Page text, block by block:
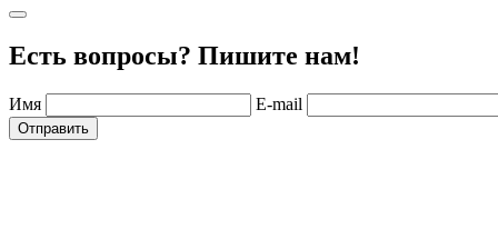
Есть вопросы? Пишите нам!
Имя E-mail